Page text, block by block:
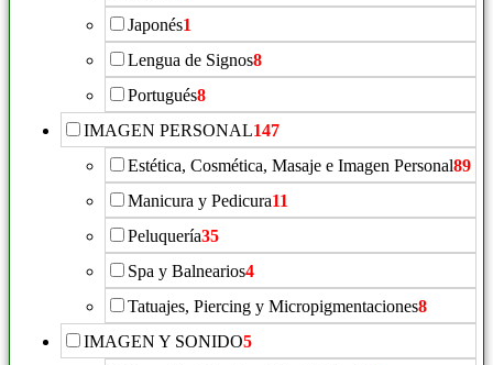
Japonés1
Lengua de Signos8
Portugués8
IMAGEN PERSONAL147
Estética, Cosmética, Masaje e Imagen Personal89
Manicura y Pedicura11
Peluquería35
Spa y Balnearios4
Tatuajes, Piercing y Micropigmentaciones8
IMAGEN Y SONIDO5